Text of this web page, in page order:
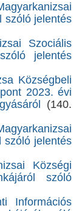
szóló jelentés
Szociális
jelentés
Községbeli
2023. évi
(140.
szóló jelentés
Községi
szóló
Információs